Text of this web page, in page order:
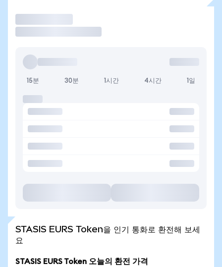
15분 30분 1시간 4시간 1일
STASIS EURS Token을 인기 통화로 환전해 보세
요
STASIS EURS Token 오늘의 환전 가격